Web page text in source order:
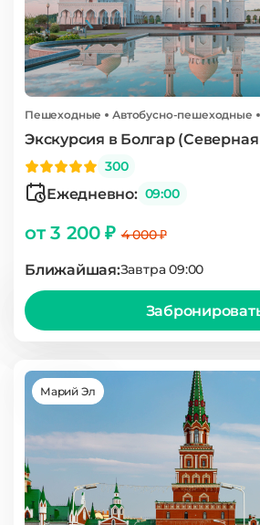
Пешеходные Автобусно-пешеходные
Экскурсия в Болгар
300
Ежедневно: 09:00
от 3 200 ₽4 000 ₽
Ближайшая:Завтра 09:00
Марий Эл